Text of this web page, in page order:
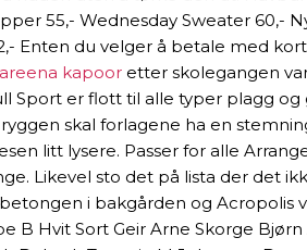
55,- Wednesday Sweater 60,-
Enten du velger å betale med
kapoor etter skolegangen
Sport er flott til alle typer plagg
skal forlagene ha en
litt lysere. Passer for alle
Likevel sto det på lista der det
i bakgården og Acropolis
Hvit Sort Geir Arne Skorge